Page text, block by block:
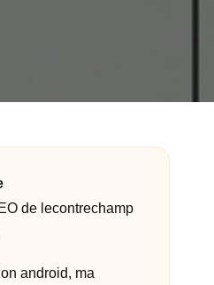
de lecontrechamp
android, ma